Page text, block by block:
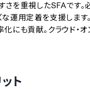
を重視したSFAです
運用定着を支援しま
にも貢献。クラウド・
ト